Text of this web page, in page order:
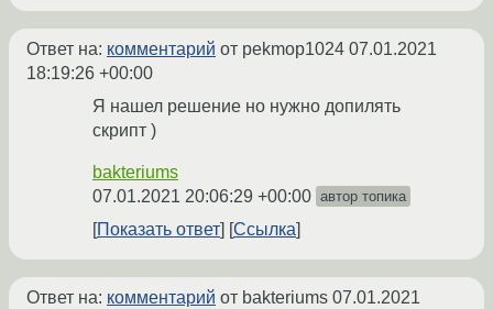
Ответ на: комментарий от pekmop1024 07.01.2021
18:19:26 +00:00
Я нашел решение но нужно допилять
скрипт )
bakteriums
07.01.2021 20:06:29 +00:00 автор топика
Показать ответ Ссылка
Ответ на: комментарий от bakteriums 07.01.2021